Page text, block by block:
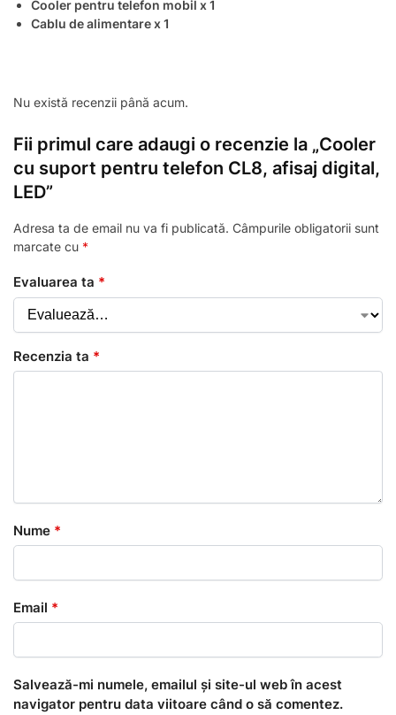
Cooler pentru telefon mobil x 1
Cablu de alimentare x 1
Nu există recenzii până acum.
Fii primul care adaugi o recenzie la „Cooler
cu suport pentru telefon CL8, afisaj digital,
LED”
Adresa ta de email nu va fi publicată. Câmpurile obligatorii sunt
marcate cu *
Evaluarea ta *
Recenzia ta *
Nume *
Email *
Salvează-mi numele, emailul și site-ul web în acest
navigator pentru data viitoare când o să comentez.